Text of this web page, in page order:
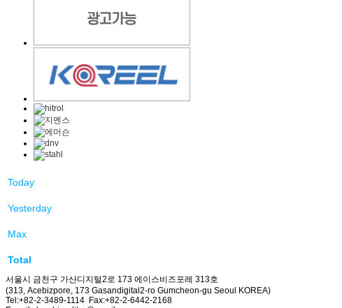
Today
Yesterday
Max
Total
서울시 금천구 가산디지털2로 173 에이스비즈포레 313호
(313, Acebizpore, 173 Gasandigital2-ro Gumcheon-gu Seoul KOREA)
Tel:+82-2-3489-1114 Fax:+82-2-6442-2168